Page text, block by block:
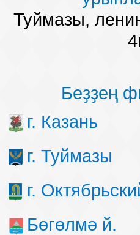
Туймазы,
Беҙҙең
г. Казань
г. Туймазы
г.
Бөгөлмә й.